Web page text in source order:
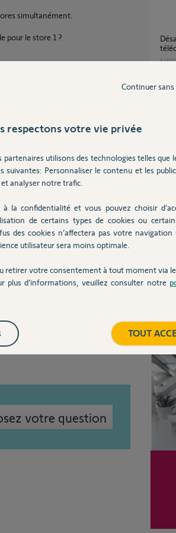
simultanément.
pour le store 1 ?
au fil de discussion
stores.
votre question
Désappairer un volet piloté par 2
4
Comment programmer télécommande io
pure
Quelle passerelle pour programmer avec
respectons votre vie privée
utilisons des technologies telles que
suivantes: Personnaliser le contenu et les
analyser notre trafic.
la confidentialité et vous pouvez choisir
de certains types de cookies ou
des cookies n’affectera pas votre navigation
utilisateur sera moins optimale.
retirer votre consentement à tout moment via
plus d’informations, veuillez consulter notre
Continuer
TOUT